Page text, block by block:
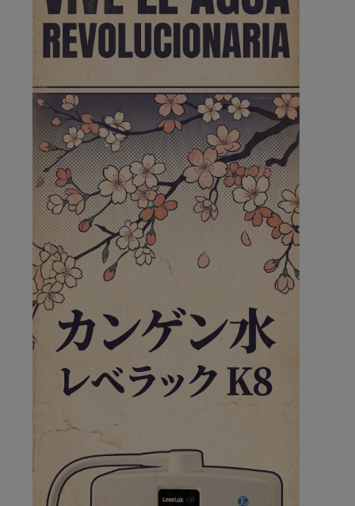
de la …
A ver si llega alguno que de verdad le importe la
Pozuelo de Alarcón
🔴 EXCLUSIVA | El comisario
de la …
Wayne Rooney era el comisario de pozuelo?
Pozuelo de Alarcón
🔴 EXCLUSIVA | El comisario
de la …